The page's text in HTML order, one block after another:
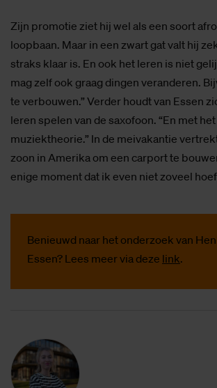
Zijn promotie ziet hij wel als een soort
loopbaan. Maar in een zwart gat valt hij
straks klaar is. En ook het leren is niet
mag zelf ook graag dingen veranderen.
te verbouwen.” Verder houdt van Essen
leren spelen van de saxofoon. “En met
muziektheorie.” In de meivakantie
zoon in Amerika om een carport te
enige moment dat ik even niet zoveel
Benieuwd naar het onderzoek van
Essen? Lees meer via deze link.